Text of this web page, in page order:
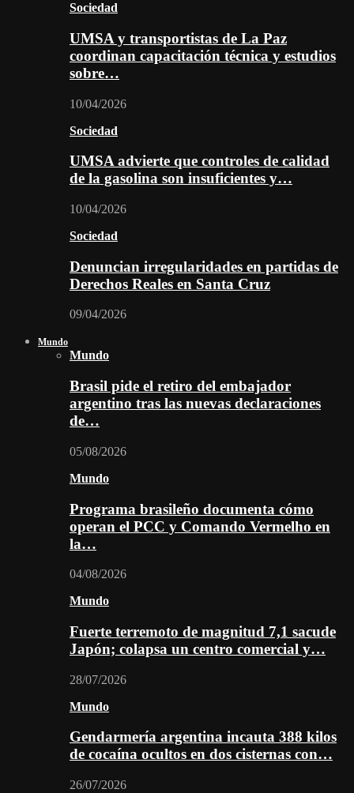
Sociedad
UMSA y transportistas de La Paz
coordinan capacitación técnica y estudios
sobre…
10/04/2026
Sociedad
UMSA advierte que controles de calidad
de la gasolina son insuficientes y…
10/04/2026
Sociedad
Denuncian irregularidades en partidas de
Derechos Reales en Santa Cruz
09/04/2026
Mundo
Mundo
Brasil pide el retiro del embajador
argentino tras las nuevas declaraciones
de…
05/08/2026
Mundo
Programa brasileño documenta cómo
operan el PCC y Comando Vermelho en
la…
04/08/2026
Mundo
Fuerte terremoto de magnitud 7,1 sacude
Japón; colapsa un centro comercial y…
28/07/2026
Mundo
Gendarmería argentina incauta 388 kilos
de cocaína ocultos en dos cisternas con…
26/07/2026